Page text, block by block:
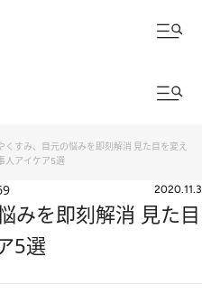
くすみ、目元の悩みを即刻解消 見た目を変え
人アイケア5選
2020.11.3
みを即刻解消 見た目
5選